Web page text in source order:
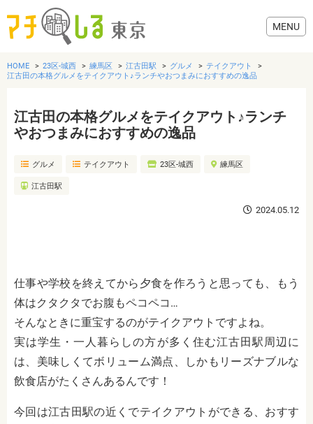
グルメ
美容・健康
生活
HOME 23区-城西 練馬区 江古田駅 グルメ
テイクアウト
江古田の本格グルメをテイクアウト♪ランチやおつまみにおすすめの逸品
江古田の本格グルメをテイクアウト♪ランチ
やおつまみにおすすめの逸品
グルメ テイクアウト 23区-城西 練馬区
江古田駅
2024.05.12
仕事や学校を終えてから夕食を作ろうと思っても、もう
体はクタクタでお腹もペコペコ…
そんなときに重宝するのがテイクアウトですよね。
実は学生・一人暮らしの方が多く住む江古田駅周辺に
は、美味しくてボリューム満点、しかもリーズナブルな
飲食店がたくさんあるんです！
今回は江古田駅の近くでテイクアウトができる、おすす